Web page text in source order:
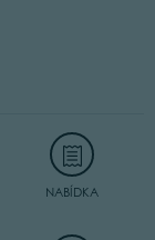
NABÍDKA